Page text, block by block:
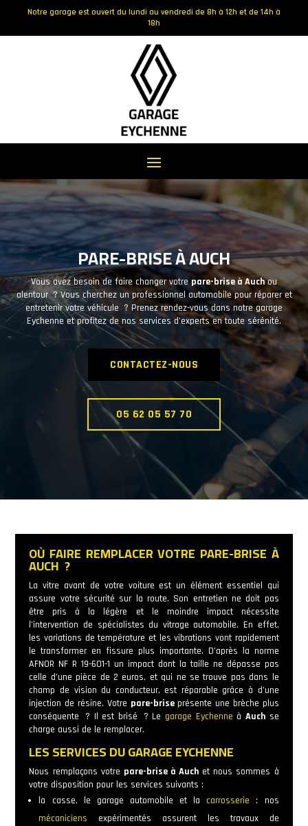
Notre garage est ouvert du lundi au vendredi de 8h à 12h et de 14h à
18h
PARE-BRISE À AUCH
Vous avez besoin de faire changer votrepare-brise à Auchou
alentour ? Vous cherchez un professionnel automobile pour réparer et
entretenir votre véhicule ? Prenez rendez-vous dans notre garage
Eychenne et profitez de nos services d’experts en toute sérénité.
CONTACTEZ-NOUS
05 62 05 57 70
OÙ FAIRE REMPLACER VOTRE PARE-BRISE À
AUCH ?
La vitre avant de votre voiture est un élément essentiel qui
assure votre sécurité sur la route. Son entretien ne doit pas
être pris à la légère et le moindre impact nécessite
l’intervention de spécialistes du vitrage automobile. En effet,
les variations de température et les vibrations vont rapidement
le transformer en fissure plus importante. D’après la norme
AFNOR NF R 19-601-1 un impact dont la taille ne dépasse pas
celle d’une pièce de 2 euros, et qui ne se trouve pas dans le
champ de vision du conducteur, est réparable grâce à d’une
injection de résine. Votre pare-briseprésente une brèche plus
conséquente ? Il est brisé ? Le garage Eychenneà Auchse
charge aussi de le remplacer.
LES SERVICES DU GARAGE EYCHENNE
Nous remplaçons votre pare-brise à Auch et nous sommes à
votre disposition pour les services suivants :
la casse, le garage automobile et la carrosserie : nos
mécaniciens expérimentés assurent les travaux de